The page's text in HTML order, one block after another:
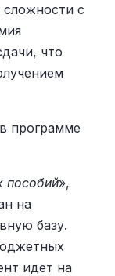
с
что
программе
пособий»,
на
базу.
идет на